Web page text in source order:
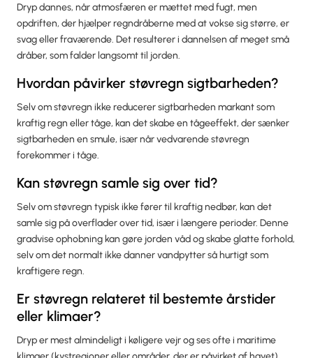
Dryp dannes, når atmosfæren er mættet med fugt, men
opdriften, der hjælper regndråberne med at vokse sig større, er
svag eller fraværende. Det resulterer i dannelsen af meget små
dråber, som falder langsomt til jorden.
Hvordan påvirker støvregn sigtbarheden?
Selv om støvregn ikke reducerer sigtbarheden markant som
kraftig regn eller tåge, kan det skabe en tågeeffekt, der sænker
sigtbarheden en smule, især når vedvarende støvregn
forekommer i tåge.
Kan støvregn samle sig over tid?
Selv om støvregn typisk ikke fører til kraftig nedbør, kan det
samle sig på overflader over tid, især i længere perioder. Denne
gradvise ophobning kan gøre jorden våd og skabe glatte forhold,
selv om det normalt ikke danner vandpytter så hurtigt som
kraftigere regn.
Er støvregn relateret til bestemte årstider
eller klimaer?
Dryp er mest almindeligt i køligere vejr og ses ofte i maritime